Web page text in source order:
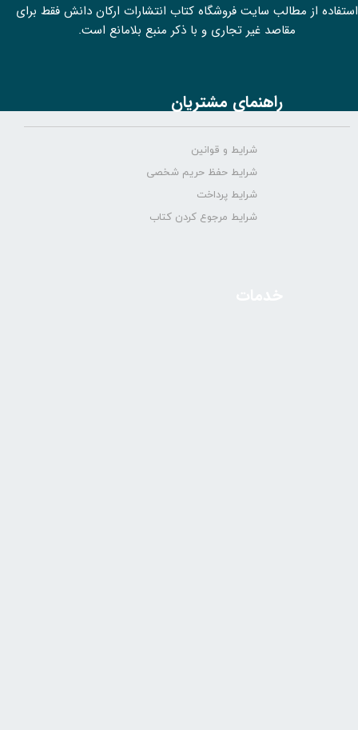
استفاده از مطالب سايت فروشگاه کتاب انتشارات ارکان دانش فقط برای
مقاصد غیر تجاری و با ذکر منبع بلامانع است.
راهنمای مشتریان
شرایط و قوانین
شرایط حفظ حریم شخصی
شرایط پرداخت
شرایط مرجوع کردن کتاب